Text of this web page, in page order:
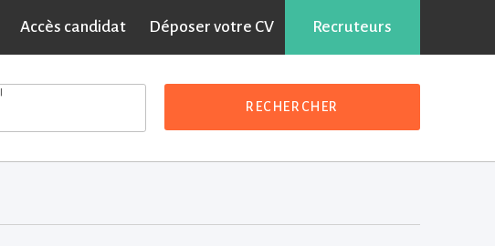
Accès candidat Déposer votre CV Recruteurs
RECHERCHER